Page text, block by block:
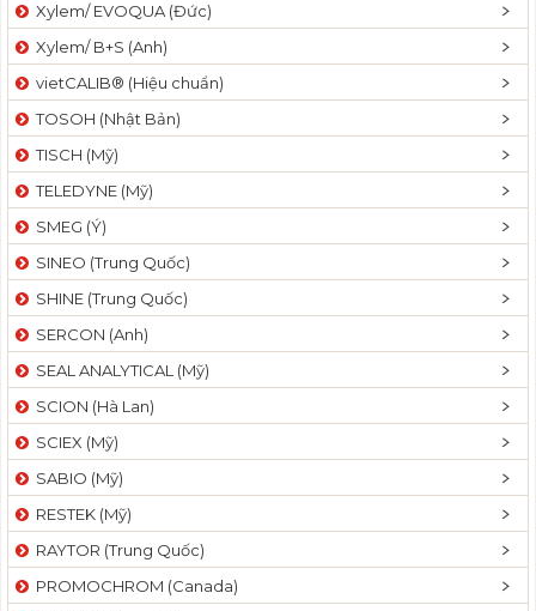
v
a
t
n
Xylem/ EVOQUA (Đức)
Xylem/ B+S (Anh)
vietCALIB® (Hiệu chuẩn)
TOSOH (Nhật Bản)
TISCH (Mỹ)
TELEDYNE (Mỹ)
SMEG (Ý)
SINEO (Trung Quốc)
SHINE (Trung Quốc)
SERCON (Anh)
SEAL ANALYTICAL (Mỹ)
SCION (Hà Lan)
SCIEX (Mỹ)
SABIO (Mỹ)
RESTEK (Mỹ)
RAYTOR (Trung Quốc)
PROMOCHROM (Canada)